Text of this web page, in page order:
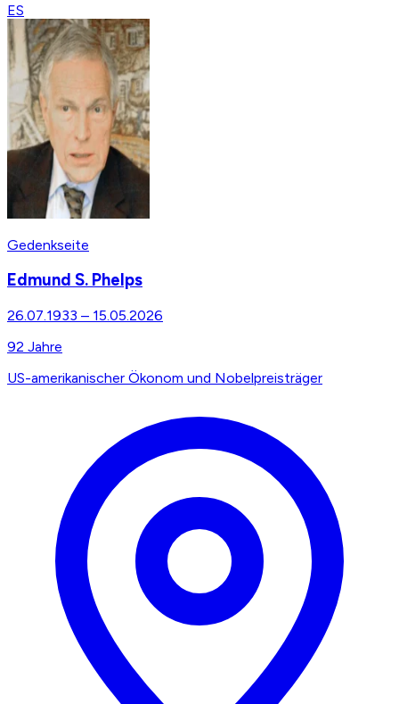
ES
Gedenkseite
Edmund S. Phelps
26.07.1933 – 15.05.2026
92 Jahre
US-amerikanischer Ökonom und Nobelpreisträger